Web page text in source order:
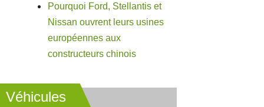
Pourquoi Ford, Stellantis et
Nissan ouvrent leurs usines
européennes aux
constructeurs chinois
Véhicules